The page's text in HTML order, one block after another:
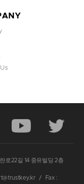
로22길 14 중유빌딩 2층
/
Fax :